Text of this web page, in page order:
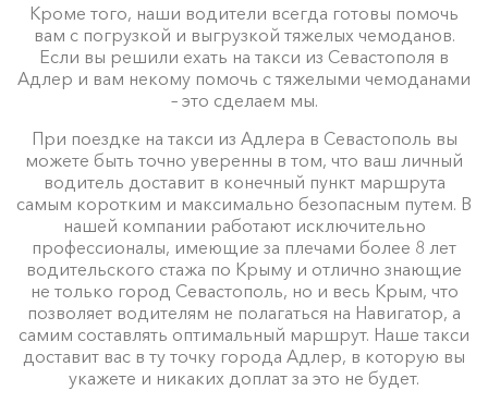
Кроме того, наши водители всегда готовы помочь
вам с погрузкой и выгрузкой тяжелых чемоданов.
Если вы решили ехать на такси из Севастополя в
Адлер и вам некому помочь с тяжелыми чемоданами
– это сделаем мы.
При поездке на такси из Адлера в Севастополь вы
можете быть точно уверенны в том, что ваш личный
водитель доставит в конечный пункт маршрута
самым коротким и максимально безопасным путем. В
нашей компании работают исключительно
профессионалы, имеющие за плечами более 8 лет
водительского стажа по Крыму и отлично знающие
не только город Севастополь, но и весь Крым, что
позволяет водителям не полагаться на Навигатор, а
самим составлять оптимальный маршрут. Наше такси
доставит вас в ту точку города Адлер, в которую вы
укажете и никаких доплат за это не будет.